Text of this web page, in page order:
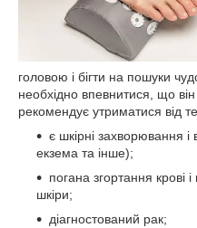
головою і бігти на пошуки
необхідно впевнитися, що
рекомендує утриматися від
є шкірні захворювання і
екзема та інше);
погана згортання крові і
шкіри;
діагностований рак;